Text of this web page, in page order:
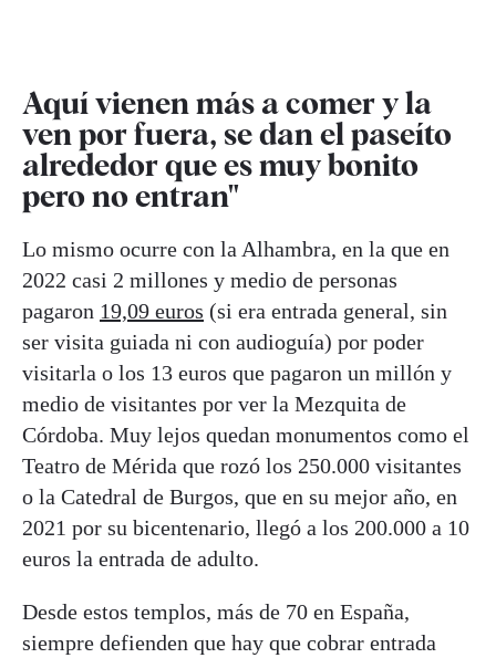
Aquí vienen más a comer y la
ven por fuera, se dan el paseíto
alrededor que es muy bonito
pero no entran"
Lo mismo ocurre con la Alhambra, en la que en
2022 casi 2 millones y medio de personas
pagaron 19,09 euros (si era entrada general, sin
ser visita guiada ni con audioguía) por poder
visitarla o los 13 euros que pagaron un millón y
medio de visitantes por ver la Mezquita de
Córdoba. Muy lejos quedan monumentos como el
Teatro de Mérida que rozó los 250.000 visitantes
o la Catedral de Burgos, que en su mejor año, en
2021 por su bicentenario, llegó a los 200.000 a 10
euros la entrada de adulto.
Desde estos templos, más de 70 en España,
siempre defienden que hay que cobrar entrada